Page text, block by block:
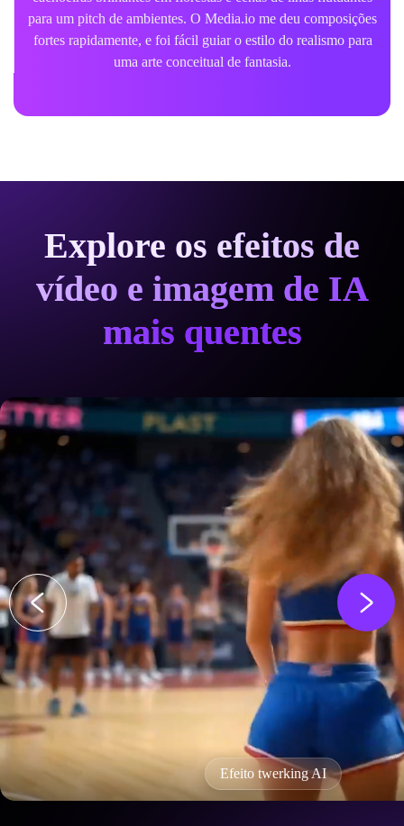
para um pitch de ambientes. O Media.io me deu composições
fortes rapidamente, e foi fácil guiar o estilo do realismo para
uma arte conceitual de fantasia.
Explore os efeitos de
vídeo e imagem de IA
mais quentes
Efeito twerking AI